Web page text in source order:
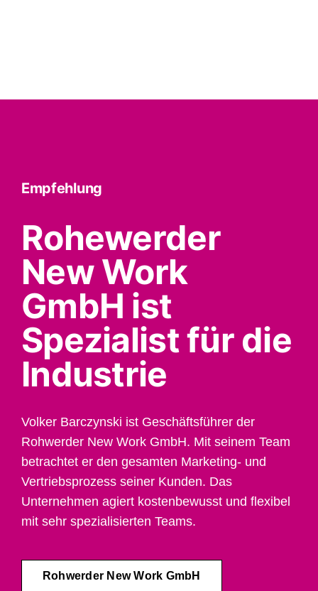
Empfehlung
Rohewerder
New Work
GmbH ist
Spezialist für die
Industrie
Volker Barczynski ist Geschäftsführer der
Rohwerder New Work GmbH. Mit seinem Team
betrachtet er den gesamten Marketing- und
Vertriebsprozess seiner Kunden. Das
Unternehmen agiert kostenbewusst und flexibel
mit sehr spezialisierten Teams.
Rohwerder New Work GmbH